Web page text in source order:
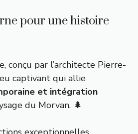
pour une histoire
conçu par l’architecte Pierre-
captivant qui allie
et intégration
du Morvan. 🌲